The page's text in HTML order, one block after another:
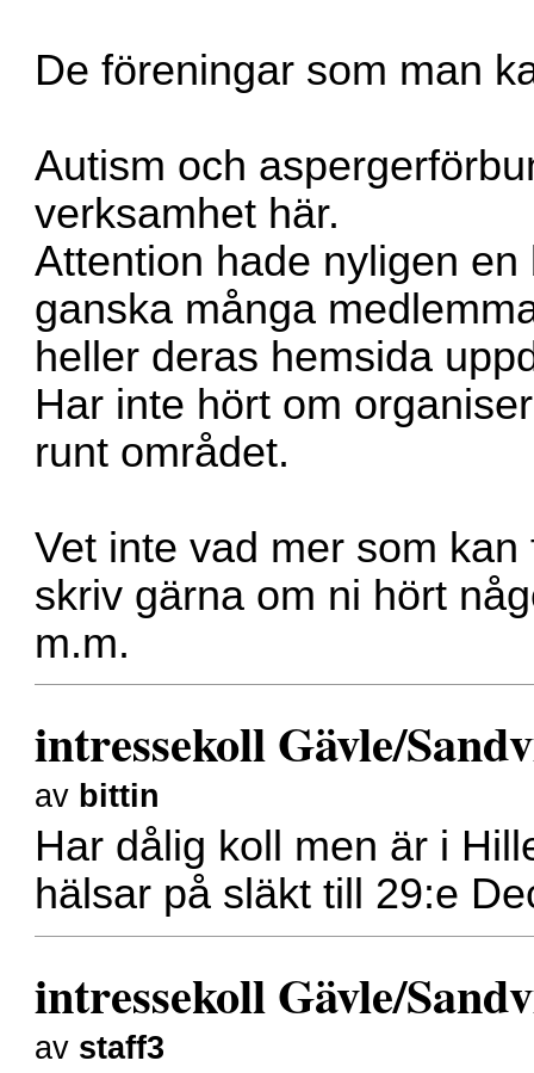
De föreningar som man
Autism och
verksamhet här.
Attention hade nyligen
ganska många
heller deras hemsida
Har inte hört om
runt området.
Vet inte vad mer som kan
skriv gärna om ni hört
m.m.
intressekoll Gävle/
av bittin
Har dålig koll men är i
hälsar på släkt till 29:e
intressekoll Gävle/
av staff3